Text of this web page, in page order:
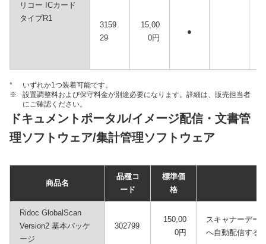
リコー ICカード
タイプR1
3159
29
15,00
0円
●
*
いずれか1つ装着可能です。
※
設置調整料および保守料金が別途必要になります。詳細は、販売担当者
にご確認ください。
ドキュメントポータル/イメージ配信・文書管
理ソフトウェア/集計管理ソフトウェア
商品名
品種コ
ード
標準価
格
Ridoc GlobalScan
Version2 基本パッケ
ージ
302799
150,00
0円
スキャナーデー
へ自動配信する